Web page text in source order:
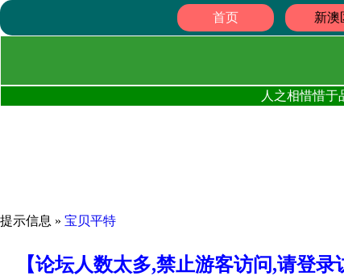
首页 新澳
人之相惜惜于
提示信息 » 宝贝平特
【论坛人数太多,禁止游客访问,请登